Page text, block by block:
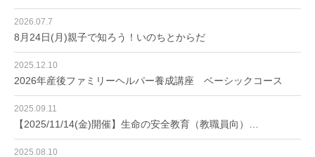
2026.07.7
8月24日(月)親子で知ろう！いのちとからだ
2025.12.10
2026年産後ファミリーヘルパー養成講座 ベーシックコース
2025.09.11
【2025/11/14(金)開催】生命の安全教育（教職員向）…
2025.08.10